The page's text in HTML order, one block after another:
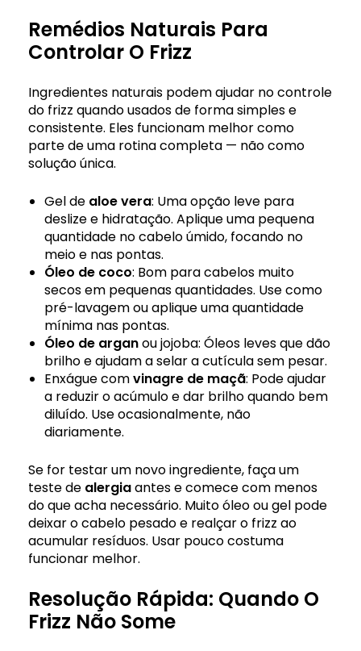
Remédios Naturais Para
Controlar O Frizz
Ingredientes naturais podem ajudar no controle
do frizz quando usados de forma simples e
consistente. Eles funcionam melhor como
parte de uma rotina completa — não como
solução única.
Gel de aloe vera: Uma opção leve para
deslize e hidratação. Aplique uma pequena
quantidade no cabelo úmido, focando no
meio e nas pontas.
Óleo de coco: Bom para cabelos muito
secos em pequenas quantidades. Use como
pré-lavagem ou aplique uma quantidade
mínima nas pontas.
Óleo de arganou jojoba: Óleos leves que dão
brilho e ajudam a selar a cutícula sem pesar.
Enxágue comvinagre de maçã: Pode ajudar
a reduzir o acúmulo e dar brilho quando bem
diluído. Use ocasionalmente, não
diariamente.
Se for testar um novo ingrediente, faça um
teste de alergiaantes e comece com menos
do que acha necessário. Muito óleo ou gel pode
deixar o cabelo pesado e realçar o frizz ao
acumular resíduos. Usar pouco costuma
funcionar melhor.
Resolução Rápida: Quando O
Frizz Não Some